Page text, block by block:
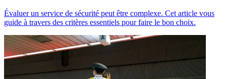
Évaluer un service de sécurité peut être complexe. Cet article vous
guide à travers des critères essentiels pour faire le bon choix.